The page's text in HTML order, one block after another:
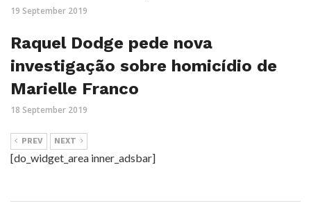
19 September 2019
Raquel Dodge pede nova
investigação sobre homicídio de
Marielle Franco
18 September 2019
PREV NEXT
[do_widget_area inner_adsbar]